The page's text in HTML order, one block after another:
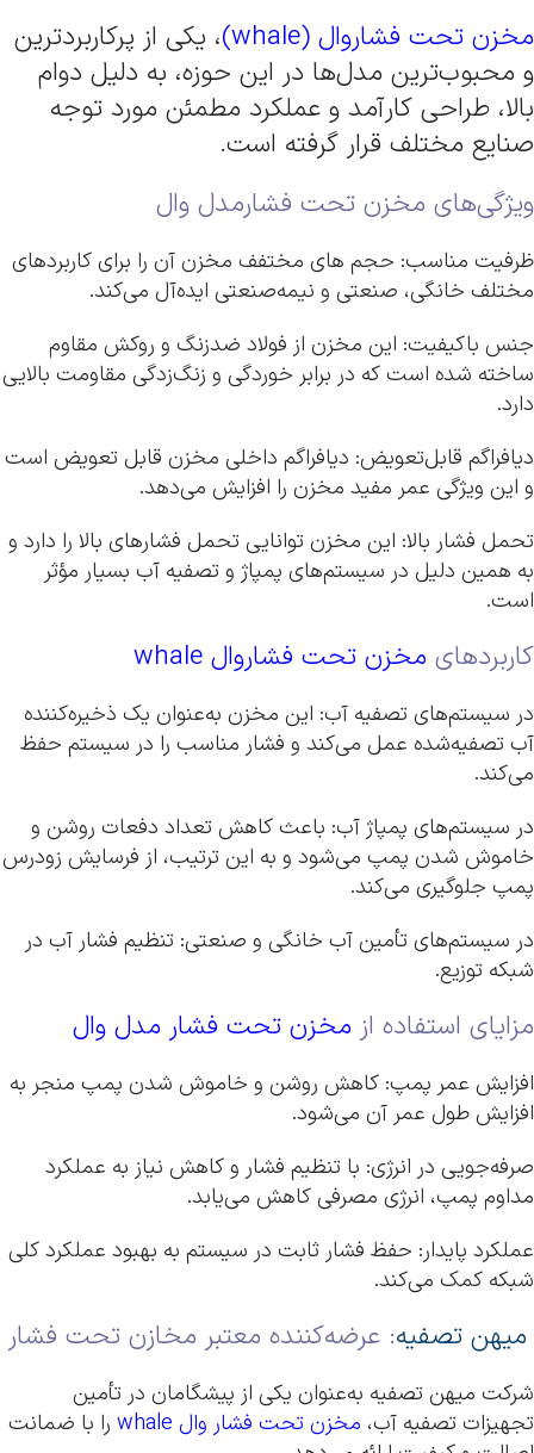
مخزن تحت فشاروال (whale)
، یکی از پرکاربردترین
و محبوب‌ترین مدل‌ها در این حوزه، به دلیل دوام
بالا، طراحی کارآمد و عملکرد مطمئن مورد توجه
صنایع مختلف قرار گرفته است.
ویژگی‌های مخزن تحت فشارمدل وال
ظرفیت مناسب: حجم های مختفف مخزن آن را برای کاربردهای
مختلف خانگی، صنعتی و نیمه‌صنعتی ایده‌آل می‌کند.
جنس باکیفیت: این مخزن از فولاد ضدزنگ و روکش مقاوم
ساخته شده است که در برابر خوردگی و زنگ‌زدگی مقاومت بالایی
دارد.
دیافراگم قابل‌تعویض: دیافراگم داخلی مخزن قابل تعویض است
و این ویژگی عمر مفید مخزن را افزایش می‌دهد.
تحمل فشار بالا: این مخزن توانایی تحمل فشارهای بالا را دارد و
به همین دلیل در سیستم‌های پمپاژ و تصفیه آب بسیار مؤثر
است.
کاربردهای مخزن تحت فشاروال whale
در سیستم‌های تصفیه آب: این مخزن به‌عنوان یک ذخیره‌کننده
آب تصفیه‌شده عمل می‌کند و فشار مناسب را در سیستم حفظ
می‌کند.
در سیستم‌های پمپاژ آب: باعث کاهش تعداد دفعات روشن و
خاموش شدن پمپ می‌شود و به این ترتیب، از فرسایش زودرس
پمپ جلوگیری می‌کند.
در سیستم‌های تأمین آب خانگی و صنعتی: تنظیم فشار آب در
شبکه توزیع.
مزایای استفاده از مخزن تحت فشار مدل وال
افزایش عمر پمپ: کاهش روشن و خاموش شدن پمپ منجر به
افزایش طول عمر آن می‌شود.
صرفه‌جویی در انرژی: با تنظیم فشار و کاهش نیاز به عملکرد
مداوم پمپ، انرژی مصرفی کاهش می‌یابد.
عملکرد پایدار: حفظ فشار ثابت در سیستم به بهبود عملکرد کلی
شبکه کمک می‌کند.
میهن تصفیه: عرضه‌کننده معتبر مخازن تحت فشار
شرکت میهن تصفیه به‌عنوان یکی از پیشگامان در تأمین
تجهیزات تصفیه آب، مخزن تحت فشار وال whale
را با ضمانت